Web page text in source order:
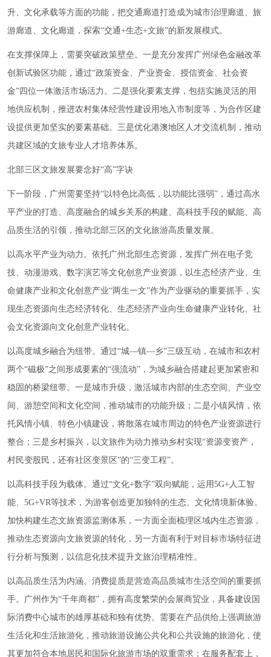
升、文化承载等方面的功能，把交通廊道打造成为城市治理廊道、旅
游廊道、文化廊道，探索“交通+生态+文旅”的新发展模式。
在支撑保障上，需要突破政策壁垒。一是充分发挥广州绿色金融改革
创新试验区功能，通过“政策资金、产业资金、授信资金、社会资
金”四位一体激活市场活力。二是强化要素支撑，包括实施灵活的用
地供应机制，推进农村集体经营性建设用地入市制度等，为合作区建
设提供更加坚实的要素基础。三是优化港澳地区人才交流机制，推动
共建区域的文旅专业人才培养体系。
北部三区文旅发展要念好“高”字诀
下一阶段，广州需要坚持“以特色比高低，以功能比强弱”，通过高水
平产业的打造、高度融合的城乡关系的构建、高科技手段的赋能、高
品质生活的引领，推动北部三区的文化旅游高质量发展。
以高水平产业为动力。依托广州北部生态资源，发挥广州在电子竞
技、动漫游戏、数字演艺等文化创意产业资源，以生态经济产业、生
命健康产业和文化创意产业“两生一文”作为产业驱动的重要抓手，实
现生态资源向生态经济转化、生态经济产业向生命健康产业转化、社
会文化资源向文化创意产业转化。
以高度城乡融合为纽带。通过“城—镇—乡”三级互动，在城市和农村
两个“磁极”之间形成要素的“强流动”，为城乡融合搭建起更加紧密和
稳固的桥梁纽带。一是城市升级，激活城市内部的生态空间、产业空
间、游憩空间和文化空间，推动城市的功能升级；二是小镇风情，依
托风情小镇、特色小镇建设，将散落在城市周边的特色产业资源进行
整合；三是乡村振兴，以文旅作为动力推动乡村实现“资源变资产，
村民变股民，还有社区变景区”的“三变工程”。
以高科技手段为载体。通过“文化+数字”双向赋能，运用5G+人工智
能、5G+VR等技术，为游客创造更加独特的生态、文化情境新体验。
加快构建生态文旅资源监测体系，一方面全面梳理区域内生态资源，
推动生态资源向文旅资源的转化，另一方面有利于对目标市场特征进
行分析与预测，以信息化技术提升文旅治理精准性。
以高品质生活为内涵。消费提质是营造高品质城市生活空间的重要抓
手。广州作为“千年商都”，拥有高度繁荣的会展商贸业，具备建设国
际消费中心城市的雄厚基础和独有优势。需要在产品供给上强调旅游
生活化和生活旅游化，推动旅游设施公共化和公共设施的旅游化，使
其更加符合本地居民和国际化旅游市场的双重需求；在服务配套上，